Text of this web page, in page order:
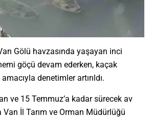
Gölü havzasında yaşayan inci
göçü devam ederken, kaçak
denetimler artırıldı.
ve 15 Temmuz’a kadar sürecek av
Van İl Tarım ve Orman Müdürlüğü